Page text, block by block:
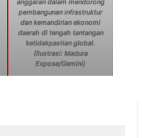
anggaran dalam mendorong
pembangunan infrastruktur
dan kemandirian ekonomi
daerah di tengah tantangan
ketidakpastian global.
(Ilustrasi: Madura
Expose/Gemini)